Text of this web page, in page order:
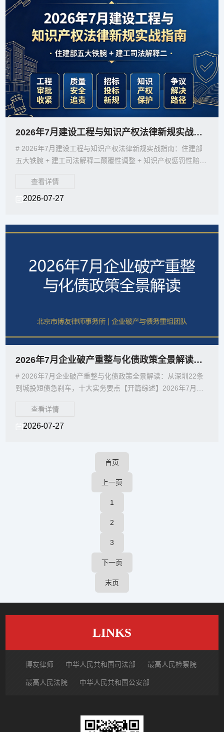
2026年7月建设工程与知识产权法律新规实战指南：住建部五大铁腕+建工司法解释二
# 2026年7月建设工程与知识产权法律新规实战指南：住建部
五大铁腕 + 建工司法解释二颠覆性调整 + 知识产权惩罚性赔偿
查看详情
2026-07-27
2026年7月企业破产重整与化债政策全景解读：从深圳22条到城投短债急刹车
# 2026年7月企业破产重整与化债政策全景解读：从深圳22条
到城投短债急刹车，十大实务要点【开篇综述】2026年7月，
查看详情
2026-07-27
首页
上一页
1
2
3
下一页
末页
LINKS
博友律师 中华人民共和国司法部 最高人民检察院
最高人民法院 中华人民共和国公安部
北京市朝阳区律师协会 中国裁判文书网